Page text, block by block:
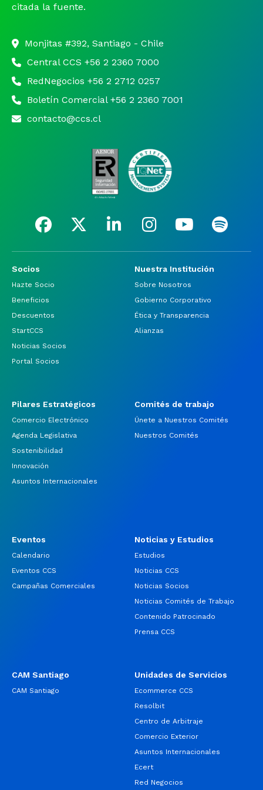
citada la fuente.
Monjitas #392, Santiago - Chile
Central CCS +56 2 2360 7000
RedNegocios +56 2 2712 0257
Boletín Comercial +56 2 2360 7001
contacto@ccs.cl
Socios
Hazte Socio
Beneficios
Descuentos
StartCCS
Noticias Socios
Portal Socios
Nuestra Institución
Sobre Nosotros
Gobierno Corporativo
Ética y Transparencia
Alianzas
Pilares Estratégicos
Comercio Electrónico
Agenda Legislativa
Sostenibilidad
Innovación
Asuntos Internacionales
Comités de trabajo
Únete a Nuestros Comités
Nuestros Comités
Eventos
Calendario
Eventos CCS
Campañas Comerciales
Noticias y Estudios
Estudios
Noticias CCS
Noticias Socios
Noticias Comités de Trabajo
Contenido Patrocinado
Prensa CCS
CAM Santiago
CAM Santiago
Unidades de Servicios
Ecommerce CCS
Resolbit
Centro de Arbitraje
Comercio Exterior
Asuntos Internacionales
Ecert
Red Negocios